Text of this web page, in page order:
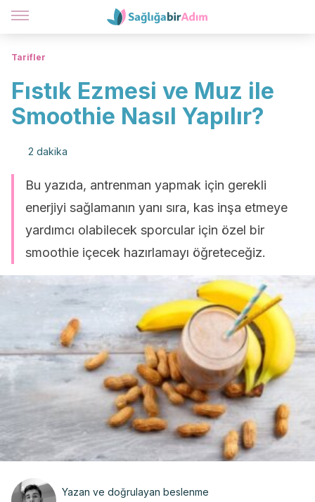
Tarifler
Fıstık Ezmesi ve Muz ile
Smoothie Nasıl Yapılır?
2 dakika
Bu yazıda, antrenman yapmak için gerekli
enerjiyi sağlamanın yanı sıra, kas inşa etmeye
yardımcı olabilecek sporcular için özel bir
smoothie içecek hazırlamayı öğreteceğiz.
Yazan ve doğrulayan beslenme